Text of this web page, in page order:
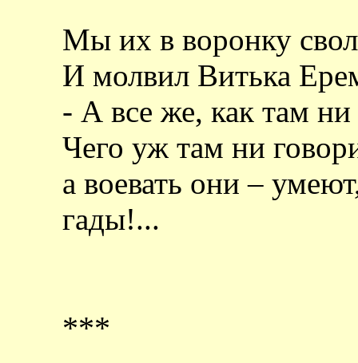
Мы их в воронку
И молвил Витька
- А все же, как там
Чего уж там ни
а воевать они –
гады!...
***